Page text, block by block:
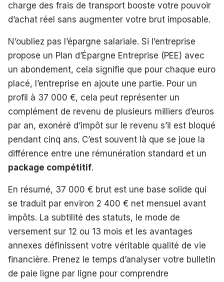
charge des frais de transport booste votre pouvoir
d’achat réel sans augmenter votre brut imposable.
N’oubliez pas l’épargne salariale. Si l’entreprise
propose un Plan d’Épargne Entreprise (PEE) avec
un abondement, cela signifie que pour chaque euro
placé, l’entreprise en ajoute une partie. Pour un
profil à 37 000 €, cela peut représenter un
complément de revenu de plusieurs milliers d’euros
par an, exonéré d’impôt sur le revenu s’il est bloqué
pendant cinq ans. C’est souvent là que se joue la
différence entre une rémunération standard et un
package compétitif.
En résumé, 37 000 € brut est une base solide qui
se traduit par environ 2 400 € net mensuel avant
impôts. La subtilité des statuts, le mode de
versement sur 12 ou 13 mois et les avantages
annexes définissent votre véritable qualité de vie
financière. Prenez le temps d’analyser votre bulletin
de paie ligne par ligne pour comprendre